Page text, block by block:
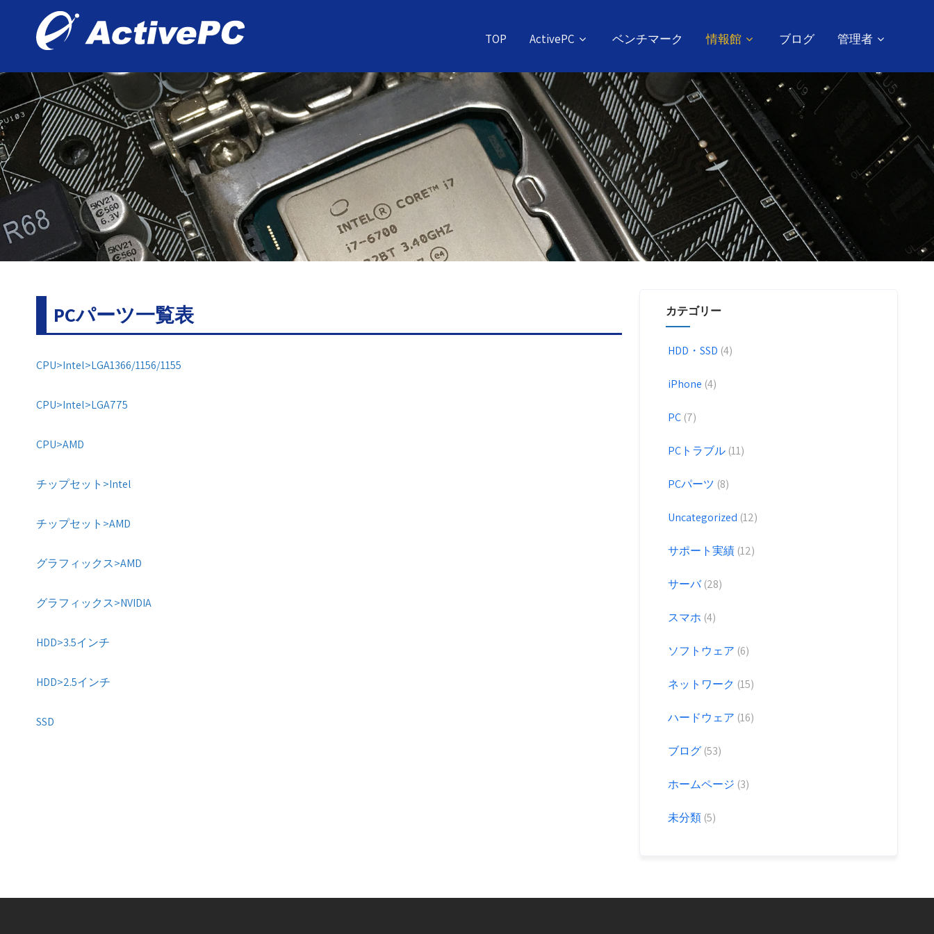
TOP ActivePC ベンチマーク 情報館 ブログ 管理者
PCパーツ一覧表
CPU>Intel>LGA1366/1156/1155
CPU>Intel>LGA775
CPU>AMD
チップセット>Intel
チップセット>AMD
グラフィックス>AMD
グラフィックス>NVIDIA
HDD>3.5インチ
HDD>2.5インチ
SSD
カテゴリー
HDD・SSD (4)
iPhone (4)
PC (7)
PCトラブル (11)
PCパーツ (8)
Uncategorized (12)
サポート実績 (12)
サーバ(28)
スマホ (4)
ソフトウェア (6)
ネットワーク (15)
ハードウェア (16)
ブログ (53)
ホームページ (3)
未分類 (5)